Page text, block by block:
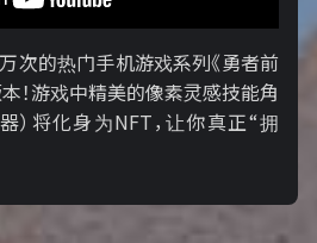
次的热门手机游戏系列《勇者前
！游戏中精美的像素灵感技能角
）将化身为NFT，让你真正“拥